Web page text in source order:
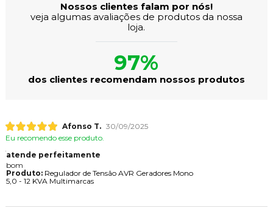
Nossos clientes falam por nós!
veja algumas avaliações de produtos da nossa
loja.
97%
dos clientes recomendam nossos produtos
Afonso T. 30/09/2025
Eu recomendo esse produto.
atende perfeitamente
bom
Produto:Regulador de Tensão AVR Geradores Mono
5,0 - 12 KVA Multimarcas